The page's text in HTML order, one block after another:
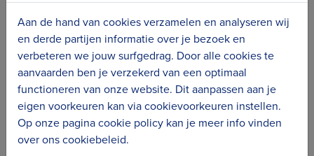
Aan de hand van cookies verzamelen en analyseren wij
en derde partijen informatie over je bezoek en
verbeteren we jouw surfgedrag. Door alle cookies te
aanvaarden ben je verzekerd van een optimaal
functioneren van onze website. Dit aanpassen aan je
eigen voorkeuren kan via cookievoorkeuren instellen.
Op onze pagina cookie policy kan je meer info vinden
over ons cookiebeleid.